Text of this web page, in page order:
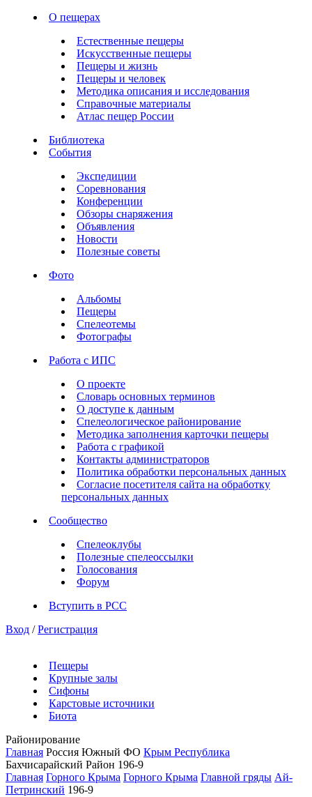
О пещерах
Естественные пещеры
Искусственные пещеры
Пещеры и жизнь
Пещеры и человек
Методика описания и исследования
Справочные материалы
Атлас пещер России
Библиотека
События
Экспедиции
Соревнования
Конференции
Обзоры снаряжения
Объявления
Новости
Полезные советы
Фото
Альбомы
Пещеры
Спелеотемы
Фотографы
Работа с ИПС
О проекте
Словарь основных терминов
О доступе к данным
Спелеологическое районирование
Методика заполнения карточки пещеры
Работа с графикой
Контакты администраторов
Политика обработки персональных данных
Согласие посетителя сайта на обработку
персональных данных
Сообщество
Спелеоклубы
Полезные спелеоссылки
Голосования
Форум
Вступить в РСС
Вход / Регистрация
Пещеры
Крупные залы
Сифоны
Карстовые источники
Биота
Районирование
Главная Россия Южный ФО Крым Республика
Бахчисарайский Район 196-9
Главная Горного Крыма Горного Крыма Главной гряды Ай-
Петринский 196-9